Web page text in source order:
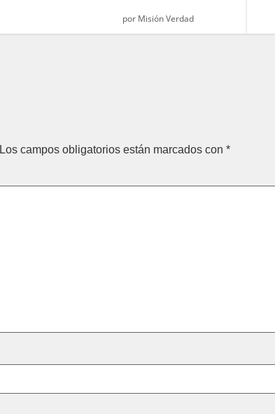
porMisión Verdad
Los campos obligatorios están marcados con *